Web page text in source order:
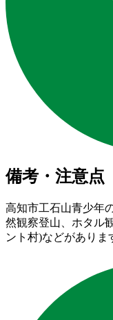
備考・注意点
高知市工石山青少年
然観察登山、ホタル
ント村)などがありま